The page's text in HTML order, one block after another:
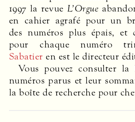
1997 la revue L’Orgue
en cahier agrafé pour un
des numéros plus épais, et
pour chaque numéro
Sabatier en est le directeur
Vous pouvez consulter la
numéros parus et leur
la boîte de recherche pour